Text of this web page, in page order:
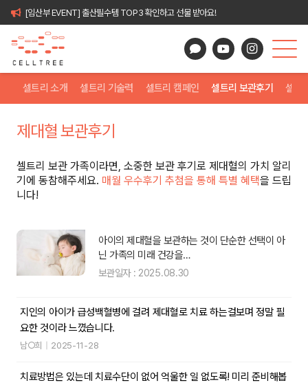
[임산부 EVENT] 출산필수템 TOP3 확인하고 선물 받아요!
셀트리 소개 셀트리 기술력 셀트리 캠페인 셀트리 보관후기 셀트
제대혈 보관후기
셀트리 보관 가족이라면, 소중한 보관 후기로 제대혈의 가치 알리
기에 동참해주세요. 매월 우수후기 추첨을 통해 특별 혜택을 드립
니다!
아이의 제대혈을 보관하는 것이 단순한 선택이 아
닌 가족의 미래 건강을…
보관일자 : 2025.08.30
지인의 아이가 급성백혈병에 걸려 제대혈로 치료 하는걸보며 정말 필
요한 것이라 느꼈습니다.
남○희 2025-11-28
치료방법은 있는데 치료수단이 없어 억울한 일 없도록! 미리 준비해봅